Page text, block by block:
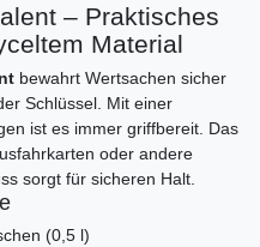
– Praktisches
Material
bewahrt Wertsachen sicher
Schlüssel. Mit einer
ist es immer griffbereit. Das
oder andere
sorgt für sicheren Halt.
(0,5 l)